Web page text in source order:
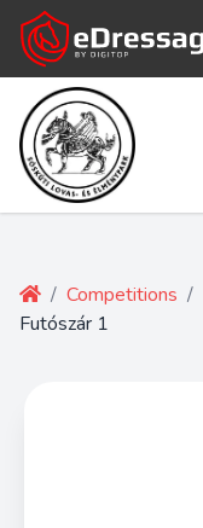
/ Competitions /
Futószár 1